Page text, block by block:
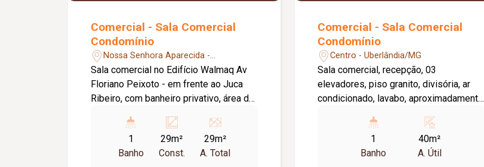
Comercial - Sala Comercial
Condomínio
Nossa Senhora Aparecida -
Uberlândia/MG
Sala comercial no Edifício Walmaq Av
Floriano Peixoto - em frente ao Juca
Ribeiro, com banheiro privativo, área de
elevadores modernos, monitoramento
CFTV, recepção com controle de
visitantes, brigada de incêndio e um
1
Banho
29m²
Const.
29m²
A. Total
Comercial - Sala Comercial
Condomínio
Centro - Uberlândia/MG
Sala comercial, recepção, 03
elevadores, piso granito, divisória, ar
condicionado, lavabo, aproximadamente
mudança aprox. 362,00 (Entrada).
1
Banho
40m²
A. Útil